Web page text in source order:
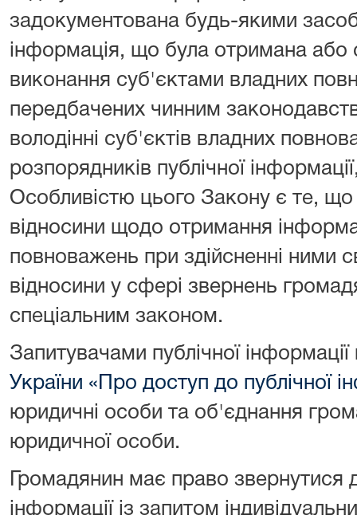
задокументована будь-якими
інформація, що була отримана або
виконання суб'єктами владних
передбачених чинним
володінні суб'єктів владних
розпорядників публічної
Особливістю цього Закону є те,
відносини щодо отримання
повноважень при здійсненні ними
відносини у сфері звернень
спеціальним законом.
Запитувачами публічної
України «Про доступ до публічної
юридичні особи та об'єднання
юридичної особи.
Громадянин має право звернутися
інформації із запитом